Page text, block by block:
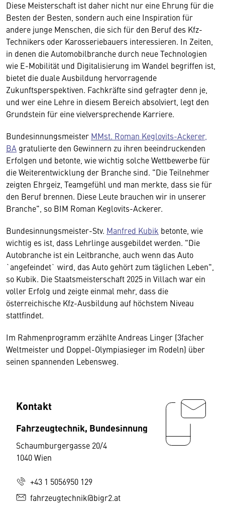
Diese Meisterschaft ist daher nicht nur eine Ehrung für die
Besten der Besten, sondern auch eine Inspiration für
andere junge Menschen, die sich für den Beruf des Kfz-
Technikers oder Karosseriebauers interessieren. In Zeiten,
in denen die Automobilbranche durch neue Technologien
wie E-Mobilität und Digitalisierung im Wandel begriffen ist,
bietet die duale Ausbildung hervorragende
Zukunftsperspektiven. Fachkräfte sind gefragter denn je,
und wer eine Lehre in diesem Bereich absolviert, legt den
Grundstein für eine vielversprechende Karriere.
Bundesinnungsmeister MMst. Roman Keglovits-Ackerer,
BA gratulierte den Gewinnern zu ihren beeindruckenden
Erfolgen und betonte, wie wichtig solche Wettbewerbe für
die Weiterentwicklung der Branche sind. "Die Teilnehmer
zeigten Ehrgeiz, Teamgefühl und man merkte, dass sie für
den Beruf brennen. Diese Leute brauchen wir in unserer
Branche", so BIM Roman Keglovits-Ackerer.
Bundesinnungsmeister-Stv. Manfred Kubik betonte, wie
wichtig es ist, dass Lehrlinge ausgebildet werden. "Die
Autobranche ist ein Leitbranche, auch wenn das Auto
`angefeindet` wird, das Auto gehört zum täglichen Leben",
so Kubik. Die Staatsmeisterschaft 2025 in Villach war ein
voller Erfolg und zeigte einmal mehr, dass die
österreichische Kfz-Ausbildung auf höchstem Niveau
stattfindet.
Im Rahmenprogramm erzählte Andreas Linger (3facher
Weltmeister und Doppel-Olympiasieger im Rodeln) über
seinen spannenden Lebensweg.
Kontakt
Fahrzeugtechnik, Bundesinnung
Schaumburgergasse 20/4
1040 Wien
+43 1 5056950 129
fahrzeugtechnik@bigr2.at